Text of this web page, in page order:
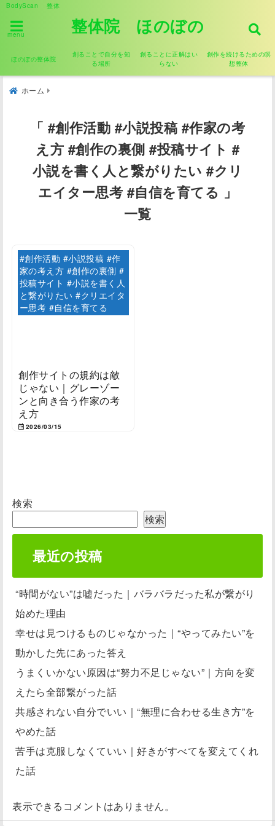
BodyScan 整体
menu 整体院 ほのぼの
ほのぼの整体院
創ることで自分を知
る場所
創ることに正解はい
らない
創作を続けるための瞑
想整体
ホーム
「 #創作活動 #小説投稿 #作家の考
え方 #創作の裏側 #投稿サイト #
小説を書く人と繋がりたい #クリ
エイター思考 #自信を育てる 」
一覧
#創作活動 #小説投稿 #作
家の考え方 #創作の裏側 #
投稿サイト #小説を書く人
と繋がりたい #クリエイタ
ー思考 #自信を育てる
創作サイトの規約は敵
じゃない｜グレーゾー
ンと向き合う作家の考
え方
2026/03/15
検索
検索
最近の投稿
“時間がない”は嘘だった｜バラバラだった私が繋がり
始めた理由
幸せは見つけるものじゃなかった｜“やってみたい”を
動かした先にあった答え
うまくいかない原因は“努力不足じゃない”｜方向を変
えたら全部繋がった話
共感されない自分でいい｜“無理に合わせる生き方”を
やめた話
苦手は克服しなくていい｜好きがすべてを変えてくれ
た話
表示できるコメントはありません。